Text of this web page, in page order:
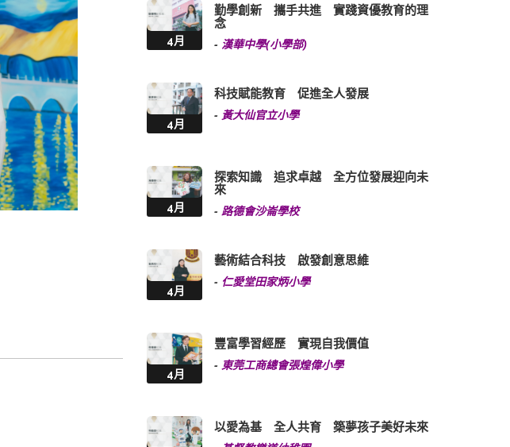
4月
勤學創新 攜手共進 實踐資優教育的理
念
- 漢華中學(小學部)
4月
科技賦能教育 促進全人發展
-黃大仙官立小學
4月
探索知識 追求卓越 全方位發展迎向未
來
-路德會沙崙學校
4月
藝術結合科技 啟發創意思維
- 仁愛堂田家炳小學
4月
豐富學習經歷 實現自我價值
-東莞工商總會張煌偉小學
以愛為基 全人共育 築夢孩子美好未來